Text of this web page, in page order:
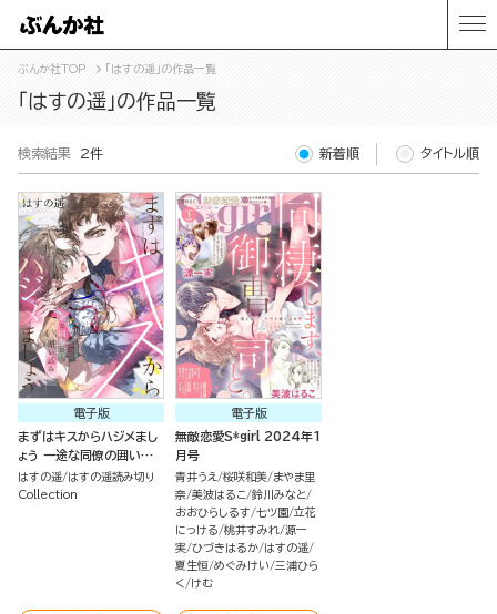
ぶんか社TOP 「はすの遥」の作品一覧
「はすの遥」の作品一覧
検索結果 2件 新着順 タイトル順
電子版
まずはキスからハジメまし
ょう 一途な同僚の囲い込
み愛（単話版）
はすの遥 はすの遥読み切り
Collection
電子版
無敵恋愛S*girl 2024年1
月号
青井うえ 桜咲和美 まやま里
奈 美波はるこ 鈴川みなと
おおひらしるす 七ツ園 立花
にっける 桃井すみれ 源一
実 ひづきはるか はすの遥
夏生恒 めぐみけい 三浦ひら
く
けむ